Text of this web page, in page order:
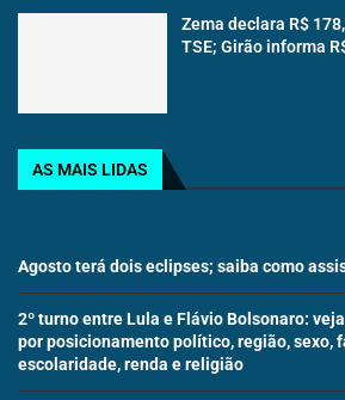
Zema declara R$
TSE; Girão informa
AS MAIS LIDAS
Agosto terá dois eclipses; saiba como
2º turno entre Lula e Flávio Bolsonaro:
por posicionamento político, região, sexo,
escolaridade, renda e religião